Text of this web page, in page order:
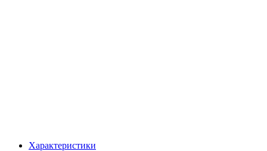
Характеристики